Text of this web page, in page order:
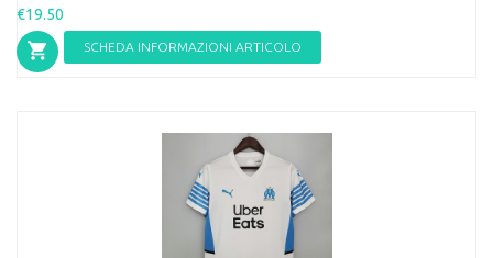
€19.50
SCHEDA INFORMAZIONI ARTICOLO